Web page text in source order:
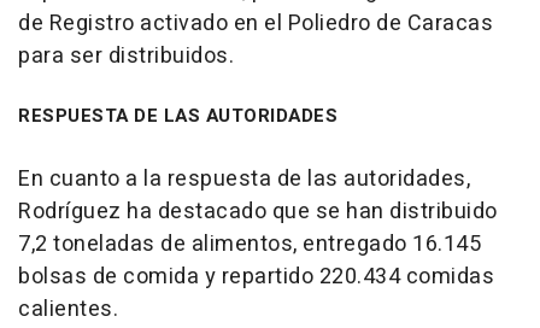
de Registro activado en el Poliedro de Caracas
para ser distribuidos.
RESPUESTA DE LAS AUTORIDADES
En cuanto a la respuesta de las autoridades,
Rodríguez ha destacado que se han distribuido
7,2 toneladas de alimentos, entregado 16.145
bolsas de comida y repartido 220.434 comidas
calientes.